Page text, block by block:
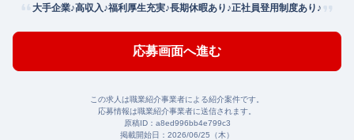
大手企業♪高収入♪福利厚生充実♪長期休暇あり♪正社員登用制度あり♪
応募画面へ進む
この求人は職業紹介事業者による紹介案件です。
応募情報は職業紹介事業者に送信されます。
原稿ID： a8ed996bb4e799c3
掲載開始日： 2026/06/25（木）